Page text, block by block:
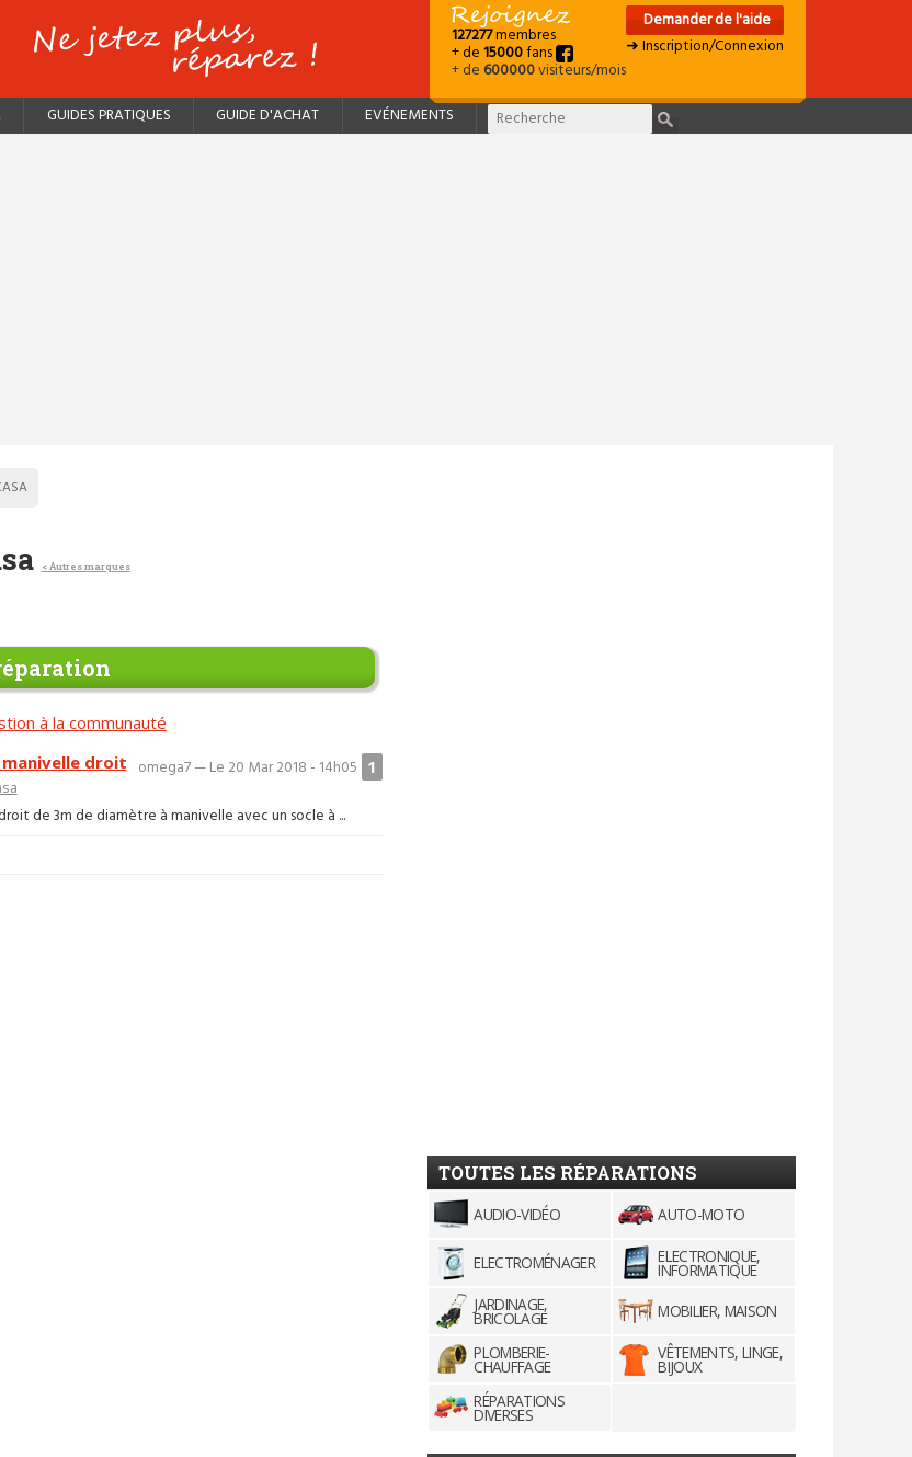
127277membres
+ de15000fans
+ de600000visiteurs/mois
Demander de l'aide
➜ Inscription/Connexion
GUIDES PRATIQUES GUIDE D'ACHAT EVÉNEMENTS
< Autres marques
à la communauté
1
omega7 — Le 20 Mar 2018 - 14h05
manivelle droit
de 3m de diamètre à manivelle avec un socle à ...
TOUTES LES RÉPARATIONS
AUDIO-VIDÉO AUTO-MOTO
ELECTROMÉNAGER ELECTRONIQUE,
INFORMATIQUE
JARDINAGE,
BRICOLAGE
MOBILIER, MAISON
PLOMBERIE-
CHAUFFAGE
VÊTEMENTS, LINGE,
BIJOUX
RÉPARATIONS
DIVERSES